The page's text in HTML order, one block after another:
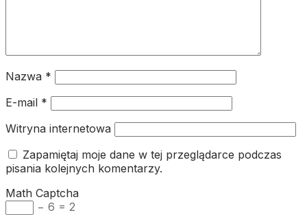
Nazwa *
E-mail *
Witryna internetowa
Zapamiętaj moje dane w tej przeglądarce podczas
pisania kolejnych komentarzy.
Math Captcha
− 6 = 2